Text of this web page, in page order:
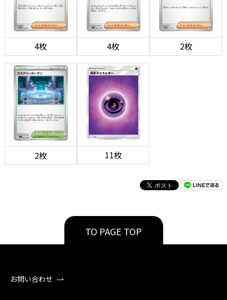
4枚 4枚 2枚
2枚 11枚
TO PAGE TOP
お問い合わせ